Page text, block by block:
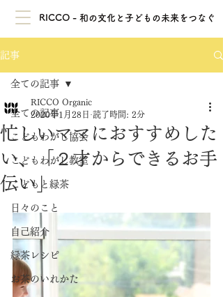
RICCO - 和の文化と子どもの未来をつなぐ
記事
全ての記事
こどもわがし協会
こどもわがし教室
こどもと緑茶
日々のこと
自己紹介
緑茶レシピ
お茶のいれかた
全ての記事
忙しいママにおすすめした
い、「２才からできるお手
伝い」
RICCO Organic
2020年1月28日 読了時間: 2分